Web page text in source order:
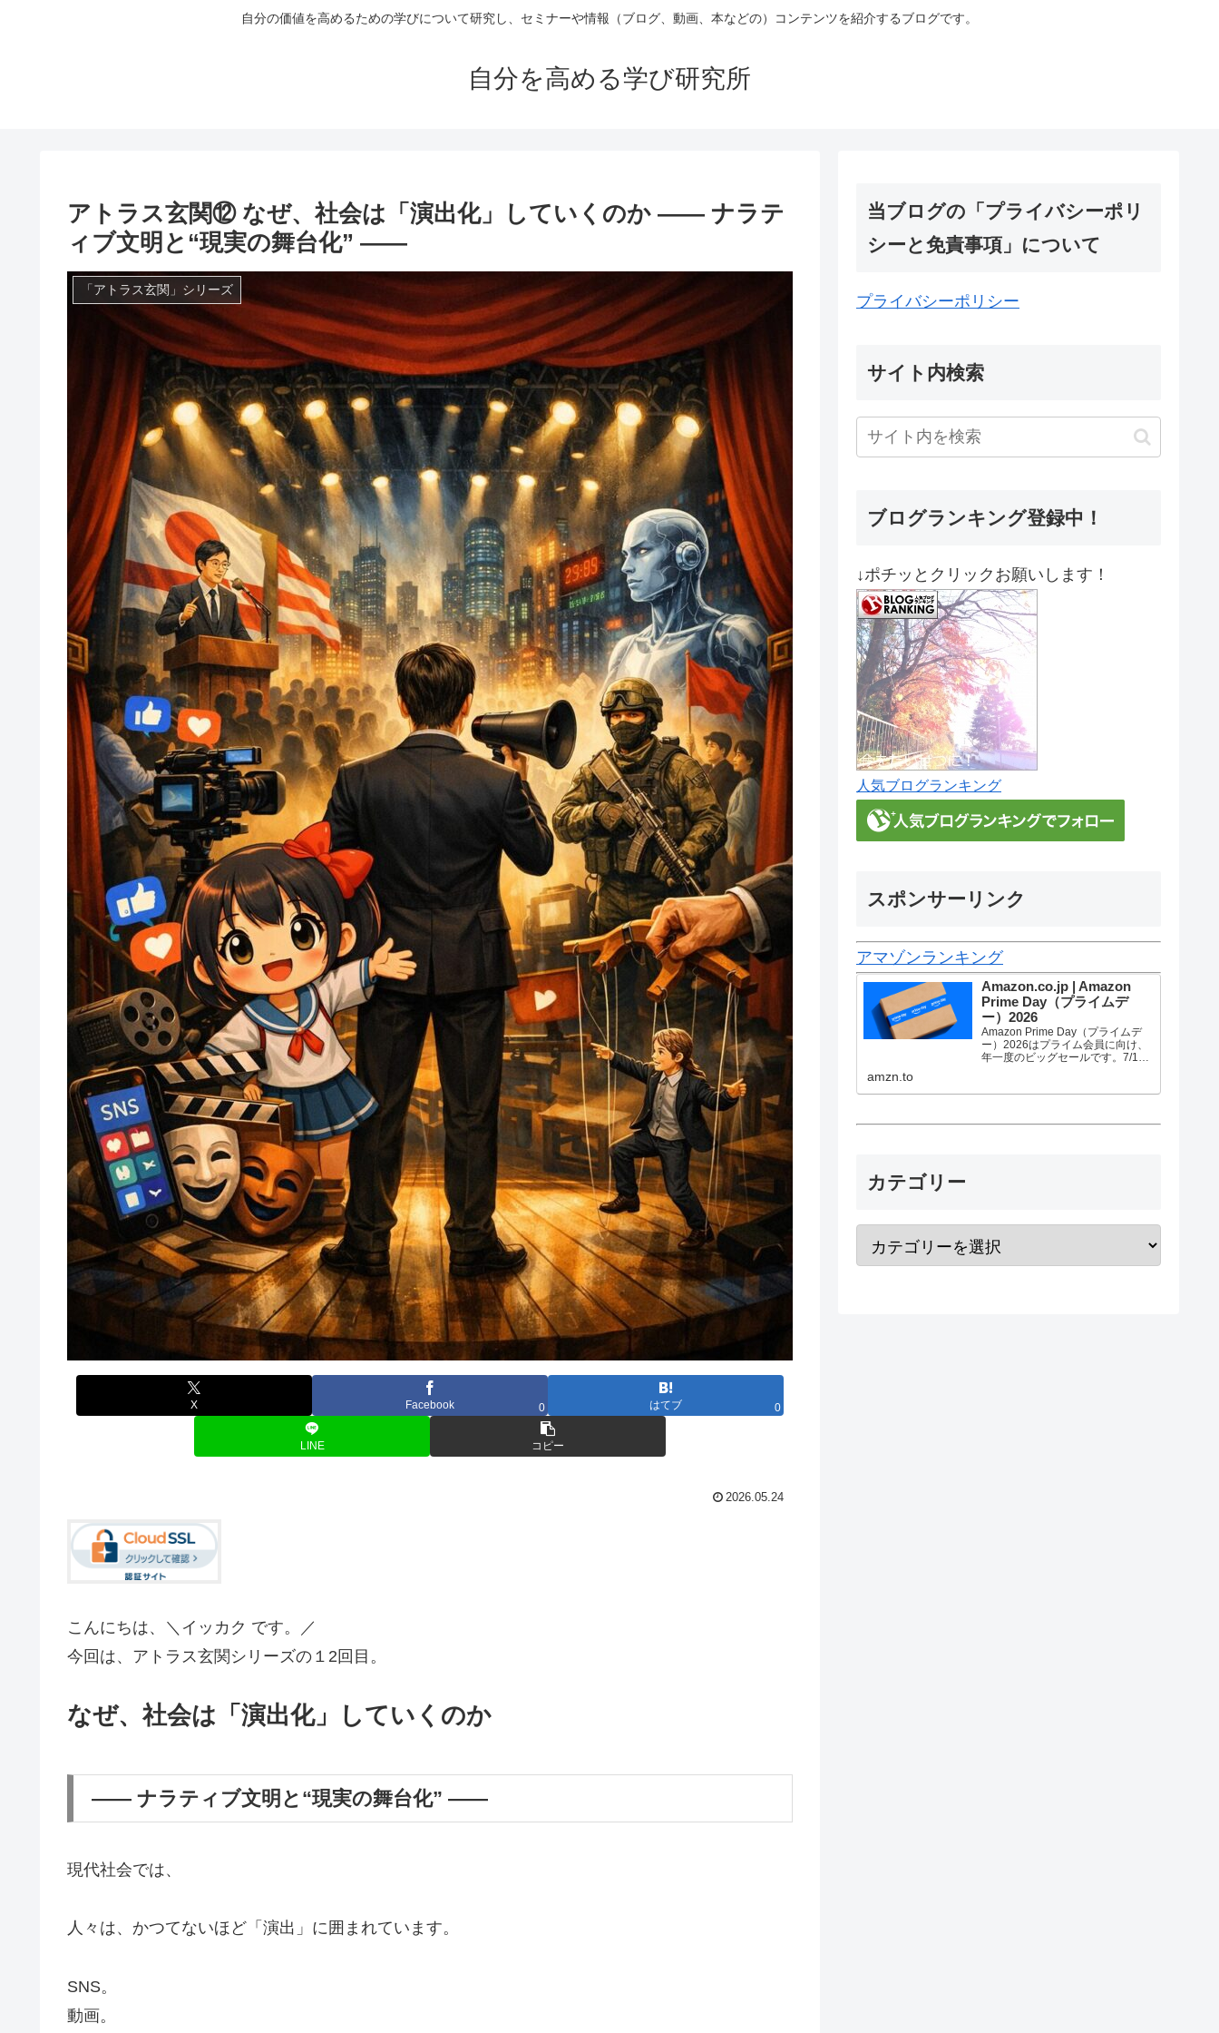
自分の価値を高めるための学びについて研究し、セミナーや情報（ブログ、動画、本などの）コンテンツを紹介するブログです。
自分を高める学び研究所
アトラス玄関⑫ なぜ、社会は「演出化」していくのか ―― ナラテ
ィブ文明と“現実の舞台化” ――
「アトラス玄関」シリーズ
X Facebook 0 はてブ 0
LINE コピー
2026.05.24
こんにちは、＼イッカク です。／
今回は、アトラス玄関シリーズの１2回目。
なぜ、社会は「演出化」していくのか
―― ナラティブ文明と“現実の舞台化” ――
現代社会では、
人々は、かつてないほど「演出」に囲まれています。
SNS。
動画。
当ブログの「プライバシーポリ
シーと免責事項」について
プライバシーポリシー
サイト内検索
ブログランキング登録中！
↓ポチッとクリックお願いします！
人気ブログランキング
スポンサーリンク
アマゾンランキング
Amazon.co.jp | Amazon
Prime Day（プライムデ
ー）2026
Amazon Prime Day（プライムデ
ー）2026はプライム会員に向け、
年一度のビッグセールです。7/10
ら数多くのお買得商品が96時間に
amzn.to
カテゴリー